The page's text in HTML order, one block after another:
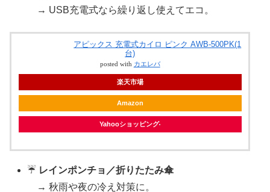
→ USB充電式なら繰り返し使えてエコ。
アピックス 充電式カイロ ピンク AWB-500PK(1
台)
posted with カエレバ
楽天市場
Amazon
Yahooショッピング
☔ レインポンチョ／折りたたみ傘
→ 秋雨や夜の冷え対策に。